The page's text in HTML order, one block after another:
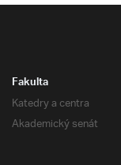
Fakulta
Katedry a centra
Akademický senát